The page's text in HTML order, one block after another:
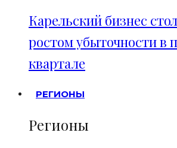
Карельский бизнес
ростом убыточности в
квартале
РЕГИОНЫ
Регионы